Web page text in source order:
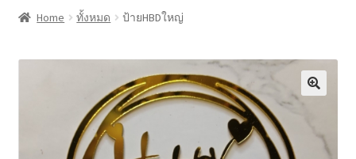
Home ทั้งหมด ป้ายHBDใหญ่